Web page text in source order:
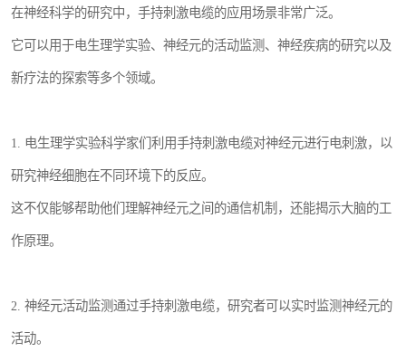
在神经科学的研究中，手持刺激电缆的应用场景非常广泛。
它可以用于电生理学实验、神经元的活动监测、神经疾病的研究以及
新疗法的探索等多个领域。
1. 电生理学实验科学家们利用手持刺激电缆对神经元进行电刺激，以
研究神经细胞在不同环境下的反应。
这不仅能够帮助他们理解神经元之间的通信机制，还能揭示大脑的工
作原理。
2. 神经元活动监测通过手持刺激电缆，研究者可以实时监测神经元的
活动。